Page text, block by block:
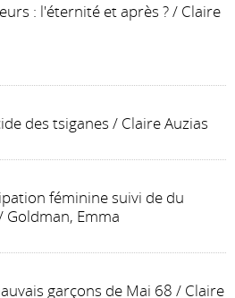
: l'éternité et après ?/ Claire
des tsiganes / Claire Auzias
féminine suivi de du
Goldman, Emma
garçons de Mai 68 / Claire